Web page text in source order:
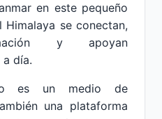
en este pequeño
se conectan,
y apoyan
a día.
es un medio de
una plataforma